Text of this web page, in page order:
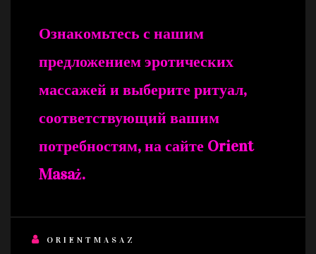
Ознакомьтесь с нашим
предложением эротических
массажей и выберите ритуал,
соответствующий вашим
потребностям, на сайте Orient
Masaż.
ORIENTMASAZ